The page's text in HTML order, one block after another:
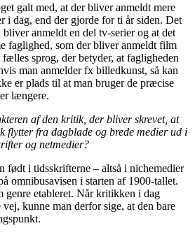
galt med, at der bliver anmeldt mere
i dag, end der gjorde for ti år siden. Det
anmeldt en del tv-serier og at det
faglighed, som der bliver anmeldt film
sprog, der betyder, at fagligheden
man anmelder fx billedkunst, så kan
er plads til at man bruger de præcise
længere.
af den kritik, der bliver skrevet, at
flytter fra dagblade og brede medier ud i
og netmedier?
født i tidsskrifterne – altså i nichemedier
omnibusavisen i starten af 1900-tallet.
genre etableret. Når kritikken i dag
kunne man derfor sige, at den bare